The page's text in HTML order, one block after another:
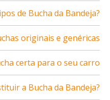
de Bucha da Bandeja?
originais e genéricas
certa para o seu carro
a Bucha da Bandeja?